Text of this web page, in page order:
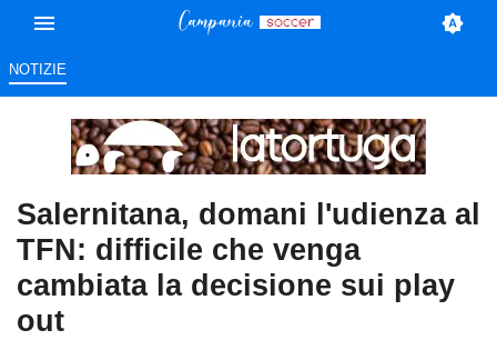
NOTIZIE
Salernitana, domani l'udienza al
TFN: difficile che venga
cambiata la decisione sui play
out